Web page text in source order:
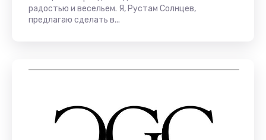
радостью и весельем. Я, Рустам Солнцев,
предлагаю сделать в...